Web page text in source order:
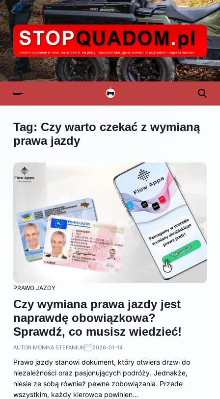
Tag: Czy warto czekać z wymianą
prawa jazdy
PRAWO JAZDY
Czy wymiana prawa jazdy jest
naprawdę obowiązkowa?
Sprawdź, co musisz wiedzieć!
AUTOR:MONIKA STEFANIUK 2026-01-14
Prawo jazdy stanowi dokument, który otwiera drzwi do
niezależności oraz pasjonujących podróży. Jednakże,
niesie ze sobą również pewne zobowiązania. Przede
wszystkim, każdy kierowca powinien…